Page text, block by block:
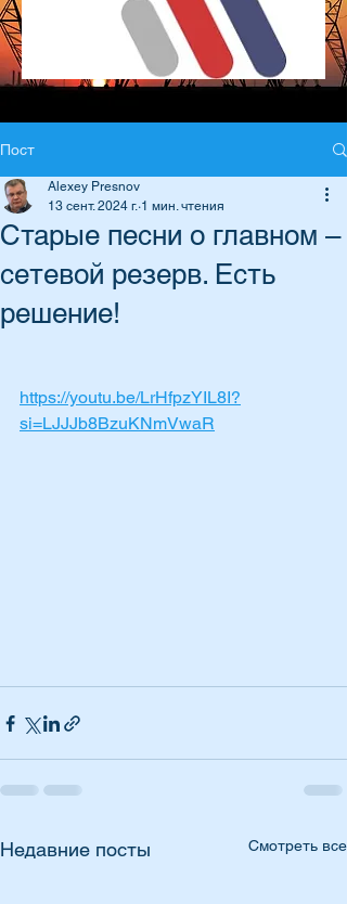
Пост
Старые песни о главном –
сетевой резерв. Есть
решение!
Alexey Presnov
13 сент. 2024 г. 1 мин. чтения
https://youtu.be/LrHfpzYIL8I?
si=LJJJb8BzuKNmVwaR
Недавние посты Смотреть все